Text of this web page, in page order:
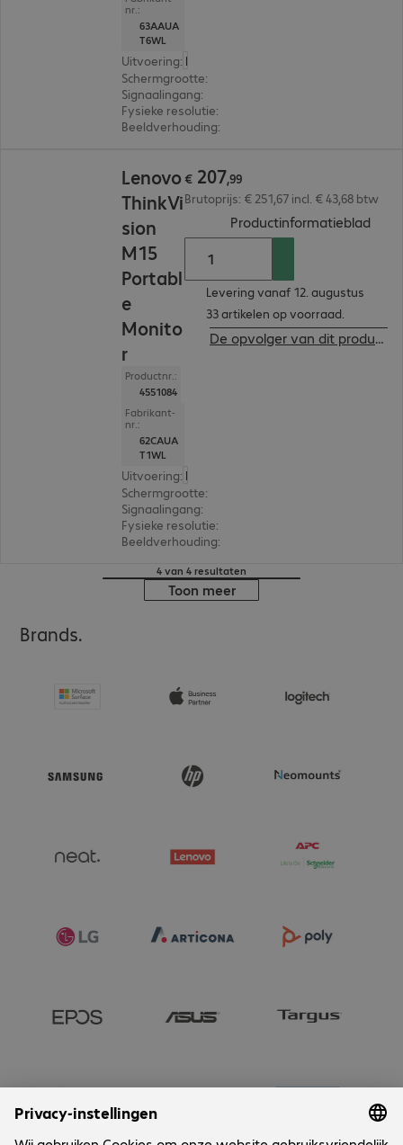
nr.:
63AAUA
T6WL
Uitvoering: Europa
Schermgrootte:
Signaalingang:
Fysieke resolutie:
Beeldverhouding:
Lenovo
ThinkVi
sion
M15
Portabl
e
Monito
r
Productnr.:
4551084
Fabrikant-
nr.:
62CAUA
T1WL
Uitvoering: Europa
Schermgrootte:
Signaalingang:
Fysieke resolutie:
Beeldverhouding:
€ 207,99
Brutoprijs: € 251,67 incl. € 43,68 btw
Productinformatieblad
Levering vanaf 12. augustus
33 artikelen op voorraad.
De opvolger van dit product bekijken
4 van 4 resultaten
Toon meer
Brands.